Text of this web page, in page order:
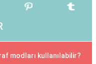
modları kullanılabilir?